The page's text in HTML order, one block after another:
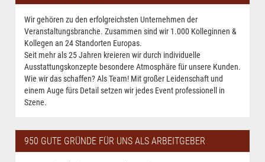
Wir gehören zu den erfolgreichsten Unternehmen der
Veranstaltungsbranche. Zusammen sind wir 1.000 Kolleginnen &
Kollegen an 24 Standorten Europas.
Seit mehr als 25 Jahren kreieren wir durch individuelle
Ausstattungskonzepte besondere Atmosphäre für unsere Kunden.
Wie wir das schaffen? Als Team! Mit großer Leidenschaft und
einem Auge fürs Detail setzen wir jedes Event professionell in
Szene.
950 GUTE GRÜNDE FÜR UNS ALS ARBEITGEBER